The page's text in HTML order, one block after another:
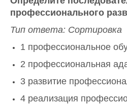
профессионального
Тип ответа: Сортировка
1 профессиональное
2 профессиональная
3 развитие
4 реализация